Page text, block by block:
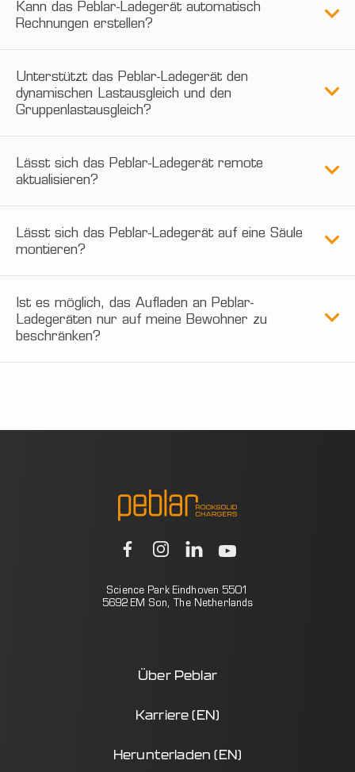
Kann das Peblar-Ladegerät automatisch
Rechnungen erstellen?
Unterstützt das Peblar-Ladegerät den
dynamischen Lastausgleich und den
Gruppenlastausgleich?
Lässt sich das Peblar-Ladegerät remote
aktualisieren?
Lässt sich das Peblar-Ladegerät auf eine Säule
montieren?
Ist es möglich, das Aufladen an Peblar-
Ladegeräten nur auf meine Bewohner zu
beschränken?
Science Park Eindhoven 5501
5692 EM Son, The Netherlands
Über Peblar
Karriere (EN)
Herunterladen (EN)